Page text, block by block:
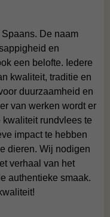
De naam
en
een belofte. Iedere
kwaliteit, traditie en
duurzaamheid en
van werken wordt er
rundvlees te
impact te hebben
dieren. Wij nodigen
verhaal van het
authentieke smaak.